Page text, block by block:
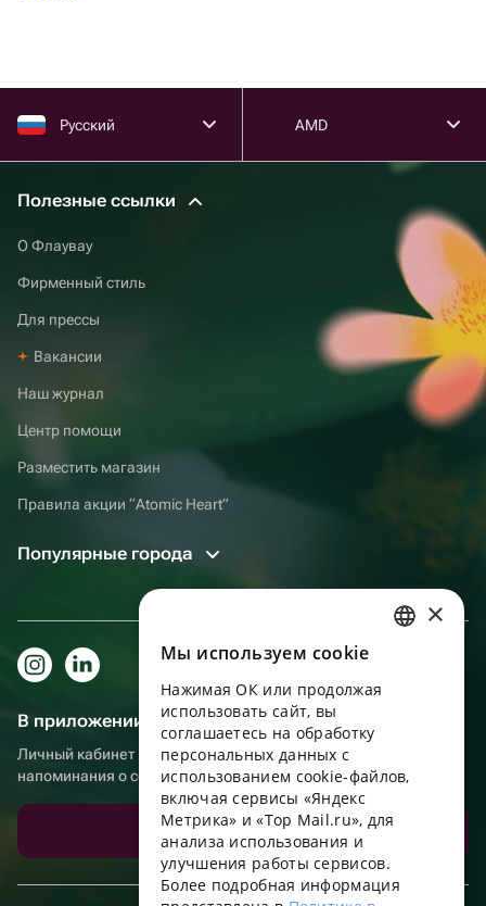
Русский AMD
Полезные ссылки
О Флаувау
Фирменный стиль
Для прессы
Вакансии
Наш журнал
Центр помощи
Разместить магазин
Правила акции “Atomic Heart”
Популярные города
В приложении еще удобнее!
Личный кабинет получателя, больше бонусов за покупки и
напоминания о событиях
Скачать приложение
ENGLISH
UKRAINIAN
PORTUGUESE
×
Мы используем сookie
Нажимая ОК или продолжая
использовать сайт, вы
соглашаетесь на обработку
персональных данных с
использованием cookie-файлов,
включая сервисы «Яндекс
Метрика» и «Top Mail.ru», для
анализа использования и
улучшения работы сервисов.
Более подробная информация